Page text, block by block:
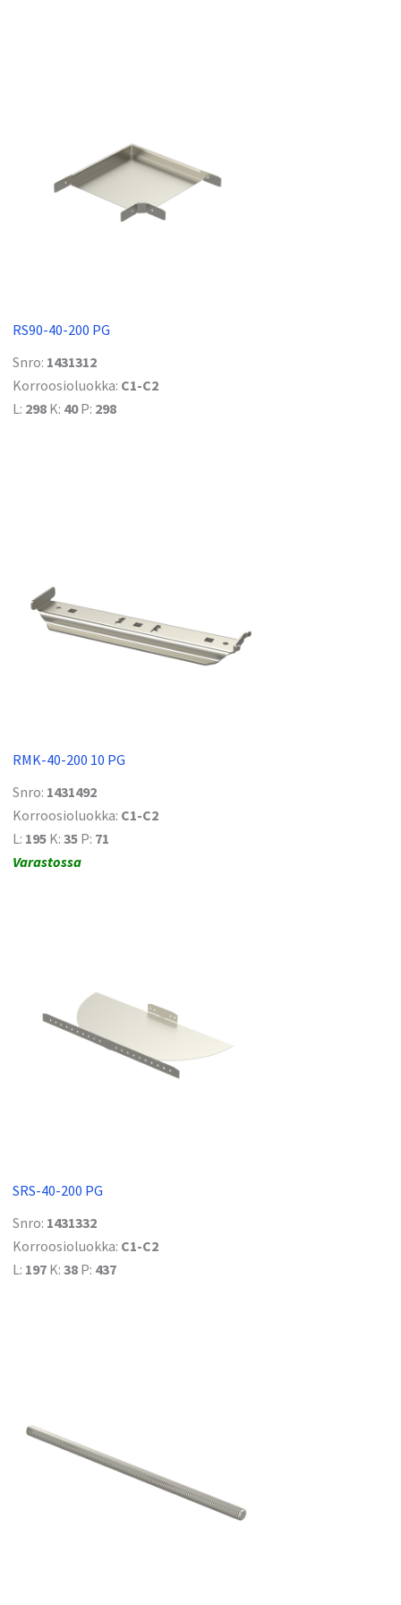
RS90-40-200 PG
Snro: 1431312
Korroosioluokka: C1-C2
L: 298 K: 40P: 298
RMK-40-200 10 PG
Snro: 1431492
Korroosioluokka: C1-C2
L: 195 K: 35 P: 71
Varastossa
SRS-40-200 PG
Snro: 1431332
Korroosioluokka: C1-C2
L: 197 K: 38 P: 437